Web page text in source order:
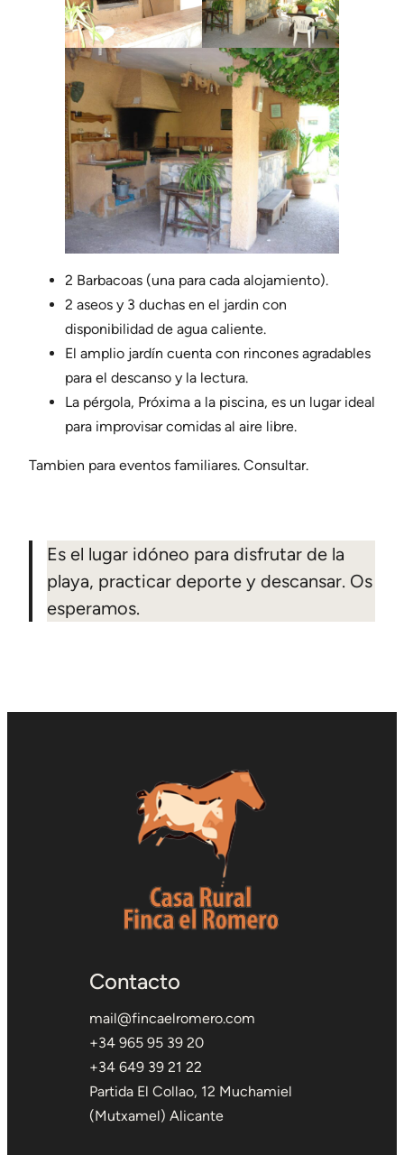
2 Barbacoas (una para cada alojamiento).
2 aseos y 3 duchas en el jardin con
disponibilidad de agua caliente.
El amplio jardín cuenta con rincones agradables
para el descanso y la lectura.
La pérgola, Próxima a la piscina, es un lugar ideal
para improvisar comidas al aire libre.
Tambien para eventos familiares. Consultar.
Es el lugar idóneo para disfrutar de la
playa, practicar deporte y descansar. Os
esperamos.
Contacto
mail@fincaelromero.com
+34 965 95 39 20
+34 649 39 21 22
Partida El Collao, 12 Muchamiel
(Mutxamel) Alicante